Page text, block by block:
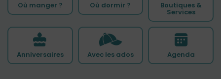
Où manger ? Où dormir ? Boutiques &
Services
Anniversaires Avec les ados Agenda